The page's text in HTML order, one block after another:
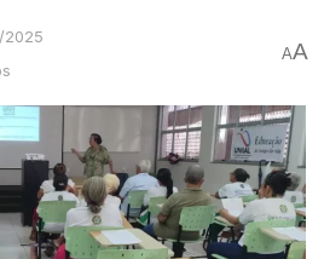
2025
AA